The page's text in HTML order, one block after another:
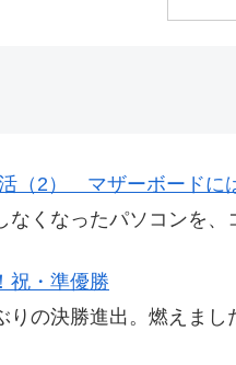
（2） マザーボードに
なくなったパソコンを、
祝・準優勝
りの決勝進出。燃えまし